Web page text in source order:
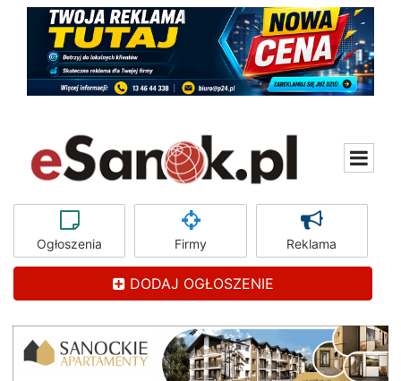
Ogłoszenia Firmy Reklama
DODAJ OGŁOSZENIE